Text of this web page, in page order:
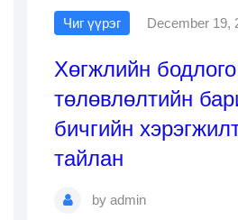
Чиг үүрэг December 19,
Хөгжлийн
төлөвлөлтийн
бичгийн
тайлан
by admin